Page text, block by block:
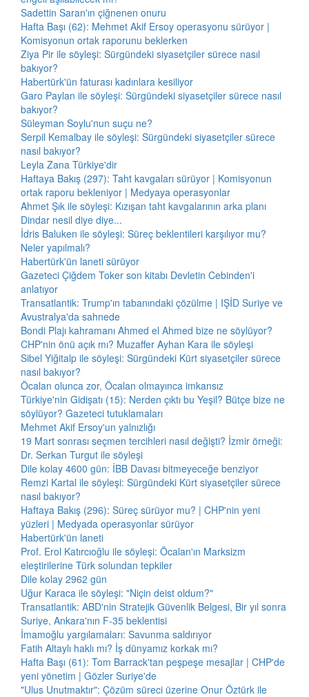
Sadettin Saran'ın çiğnenen onuru
Hafta Başı (62): Mehmet Akif Ersoy operasyonu sürüyor |
Komisyonun ortak raporunu beklerken
Ziya Pir ile söyleşi: Sürgündeki siyasetçiler sürece nasıl
bakıyor?
Habertürk'ün faturası kadınlara kesiliyor
Garo Paylan ile söyleşi: Sürgündeki siyasetçiler sürece nasıl
bakıyor?
Süleyman Soylu'nun suçu ne?
Serpil Kemalbay ile söyleşi: Sürgündeki siyasetçiler sürece
nasıl bakıyor?
Leyla Zana Türkiye'dir
Haftaya Bakış (297): Taht kavgaları sürüyor | Komisyonun
ortak raporu bekleniyor | Medyaya operasyonlar
Ahmet Şık ile söyleşi: Kızışan taht kavgalarının arka planı
Dindar nesil diye diye...
İdris Baluken ile söyleşi: Süreç beklentileri karşılıyor mu?
Neler yapılmalı?
Habertürk'ün laneti sürüyor
Gazeteci Çiğdem Toker son kitabı Devletin Cebinden'i
anlatıyor
Transatlantik: Trump'ın tabanındaki çözülme | IŞİD Suriye ve
Avustralya'da sahnede
Bondi Plajı kahramanı Ahmed el Ahmed bize ne söylüyor?
CHP'nin önü açık mı? Muzaffer Ayhan Kara ile söyleşi
Sibel Yiğitalp ile söyleşi: Sürgündeki Kürt siyasetçiler sürece
nasıl bakıyor?
Öcalan olunca zor, Öcalan olmayınca imkansız
Türkiye'nin Gidişatı (15): Nerden çıktı bu Yeşil? Bütçe bize ne
söylüyor? Gazeteci tutuklamaları
Mehmet Akif Ersoy'un yalnızlığı
19 Mart sonrası seçmen tercihleri nasıl değişti? İzmir örneği:
Dr. Serkan Turgut ile söyleşi
Dile kolay 4600 gün: İBB Davası bitmeyeceğe benziyor
Remzi Kartal ile söyleşi: Sürgündeki Kürt siyasetçiler sürece
nasıl bakıyor?
Haftaya Bakış (296): Süreç sürüyor mu? | CHP'nin yeni
yüzleri | Medyada operasyonlar sürüyor
Habertürk'ün laneti
Prof. Erol Katırcıoğlu ile söyleşi: Öcalan'ın Marksizm
eleştirilerine Türk solundan tepkiler
Dile kolay 2962 gün
Uğur Karaca ile söyleşi: "Niçin deist oldum?"
Transatlantik: ABD'nin Stratejik Güvenlik Belgesi, Bir yıl sonra
Suriye, Ankara'nın F-35 beklentisi
İmamoğlu yargılamaları: Savunma saldırıyor
Fatih Altaylı haklı mı? İş dünyamız korkak mı?
Hafta Başı (61): Tom Barrack'tan peşpeşe mesajlar | CHP'de
yeni yönetim | Gözler Suriye'de
"Ulus Unutmaktır": Çözüm süreci üzerine Onur Öztürk ile